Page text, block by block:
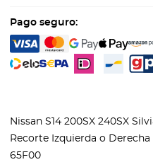
Pago seguro:
Nissan S14 200SX 240SX
Recorte Izquierda o
65F00